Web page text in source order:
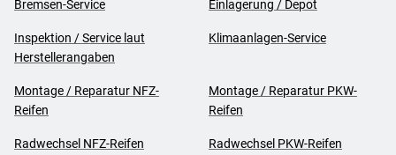
Bremsen-Service Einlagerung / Depot
Inspektion / Service laut
Herstellerangaben
Klimaanlagen-Service
Montage / Reparatur NFZ-
Reifen
Montage / Reparatur PKW-
Reifen
Radwechsel NFZ-Reifen Radwechsel PKW-Reifen